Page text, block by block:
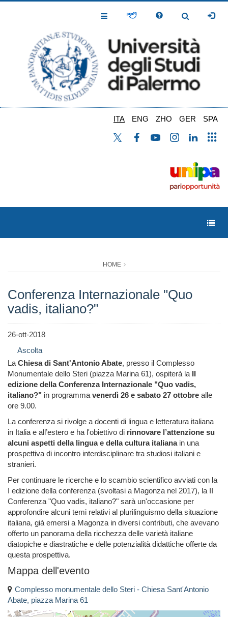
Toggle
Toggle
ITA ENG ZHO GER SPA
HOME
Conferenza Internazionale "Quo
vadis, italiano?"
26-ott-2018
Ascolta
LaChiesa di Sant'Antonio Abate, presso il Complesso
Monumentale dello Steri (piazza Marina 61), ospiterà la II
edizione della Conferenza Internazionale "Quo vadis,
italiano?" in programmavenerdì 26 e sabato 27 ottobre alle
ore 9.00.
La conferenza si rivolge a docenti di lingua e letteratura italiana
in Italia e all’estero e ha l'obiettivo di rinnovare l’attenzione su
alcuni aspetti della lingua e della cultura italianain una
prospettiva di incontro interdisciplinare tra studiosi italiani e
stranieri.
Per continuare le ricerche e lo scambio scientifico avviati con la
I edizione della conferenza (svoltasi a Magonza nel 2017), la II
Conferenza "Quo vadis, italiano?" sarà un'occasione per
approfondire alcuni temi relativi al plurilinguismo della situazione
italiana, già emersi a Magonza in diversi contributi, che avevano
offerto un panorama della ricchezza delle varietà italiane
diatopiche e diastratiche e delle potenzialità didattiche offerte da
questa prospettiva.
Mappa dell'evento
Complesso monumentale dello Steri - Chiesa Sant'Antonio
Abate, piazza Marina 61